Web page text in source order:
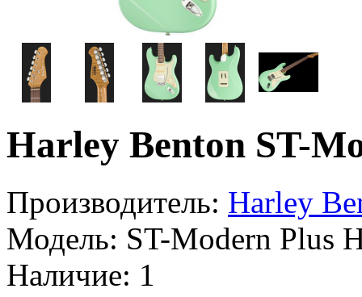
Harley Benton ST-
Производитель: Harley
Модель: ST-Modern Plus
Наличие: 1